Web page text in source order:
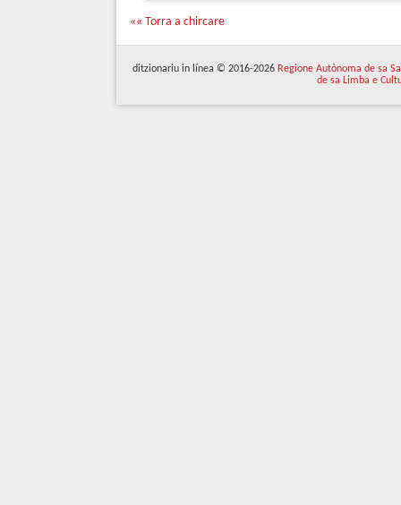
«« Torra a chircare
ditzionariu in línea © 2016-2026 Regione Autònoma de sa
de sa Limba e